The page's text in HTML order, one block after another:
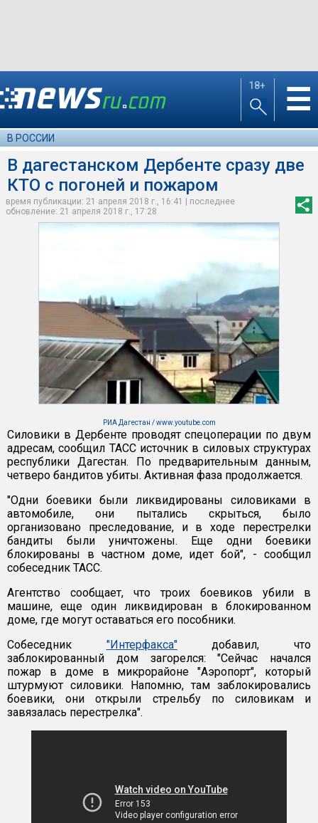
18+ ☰
В РОССИИ
В дагестанском Дербенте сразу две
КТО с погоней и пожаром
время публикации: 21 апреля 2018 г., 16:41 | последнее
обновление: 21 апреля 2018 г., 17:28
РИА Дагестан / www.youtube.com
Силовики в Дербенте проводят спецоперации по двум
адресам, сообщил ТАСС источник в силовых структурах
республики Дагестан. По предварительным данным,
четверо бандитов убиты. Активная фаза продолжается.
"Одни боевики были ликвидированы силовиками в
автомобиле, они пытались скрыться, было
организовано преследование, и в ходе перестрелки
бандиты были уничтожены. Еще одни боевики
блокированы в частном доме, идет бой", - сообщил
собеседник ТАСС.
Агентство сообщает, что троих боевиков убили в
машине, еще один ликвидирован в блокированном
доме, где могут оставаться его пособники.
Собеседник "Интерфакса"добавил, что
заблокированный дом загорелся: "Сейчас начался
пожар в доме в микрорайоне "Аэропорт", который
штурмуют силовики. Напомню, там заблокировались
боевики, они открыли стрельбу по силовикам и
завязалась перестрелка".